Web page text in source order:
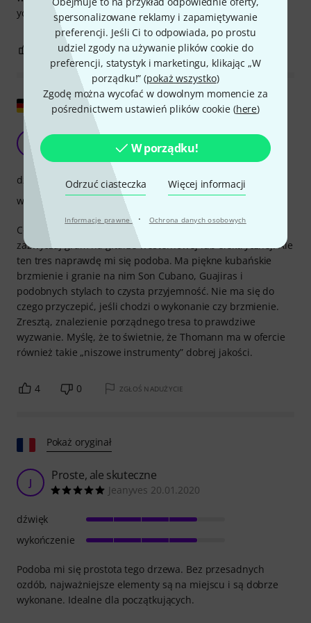
spersonalizowane reklamy i zapamiętywanie
preferencji. Jeśli Ci to odpowiada, po prostu
udziel zgody na używanie plików cookie do
preferencji, statystyk i marketingu, klikając „W
porządku!” (pokaż wszystko)
Zgodę można wycofać w dowolnym momencie za
pośrednictwem ustawień plików cookie (here)
W porządku!
Odrzuć ciasteczka Więcej informacji
Informacje prawne · Ochrona danych osobowych
you guys!
0 ZGŁOŚ NADUŻYCIE
Pokaż oryginał
Bardzo fajny Tres dla początkujących.
mheyne 25.01.2024
Cóż, nie mam bezpośredniego porównania, ponieważ
zazwyczaj gram na gitarze westernowej lub elektrycznej. Ale
ten tres naprawdę mi się podoba. Ma piękne kubańskie
brzmienie i granie na nim Son Cubano, Guajiras i
podobnych stylach to czysta przyjemność. Nie ma się do
czego przyczepić, jeśli chodzi o wykonanie czy brzmienie.
Zresztą, znalezienie porządnego tresa to prawdziwe
wyzwanie. Myślę, że to świetnie, że Thomann ma w ofercie
również takie „niszowe instrumenty” dobrej jakości.
dźwięk
wykończenie
4 0 ZGŁOŚ NADUŻYCIE
Pokaż oryginał
J Proste, ale skuteczne
Jeanyves 20.01.2020
Podoba mi się prostota tego drzewa. Bez przesadnych
ozdób, najważniejsze elementy są na miejscu i są dobrze
wykonane. Idealne dla początkujących.
dźwięk
wykończenie